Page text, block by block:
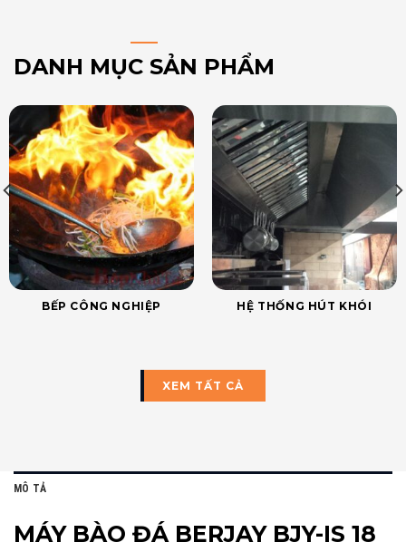
DANH MỤC SẢN PHẨM
BẾP CÔNG NGHIỆP HỆ THỐNG HÚT KHÓI
XEM TẤT CẢ
MÔ TẢ
MÁY BÀO ĐÁ BERJAY BJY-IS 18